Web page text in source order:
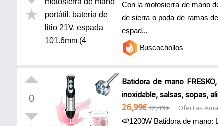
Con la motosierra de mano
de sierra o poda de ramas
espad...
Buscochollos
0
Batidora de mano
inoxidable, salsas, sopas,
26,99€32,49€ Ofertas
🍉1200W Batidora de mano: